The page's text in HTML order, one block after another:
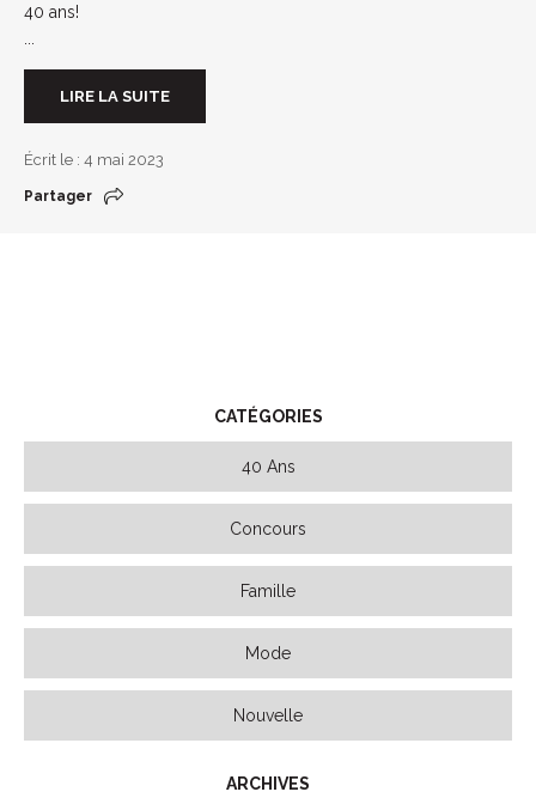
40 ans!
LIRE LA SUITE
Écrit le : 4 mai 2023
Partager
CATÉGORIES
40 Ans
Concours
Famille
Mode
Nouvelle
ARCHIVES